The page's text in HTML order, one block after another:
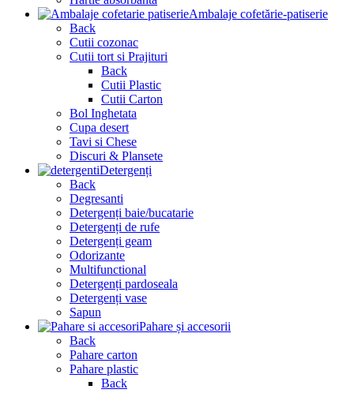
Ambalaje cofetărie-patiserie
Back
Cutii cozonac
Cutii tort si Prajituri
Back
Cutii Plastic
Cutii Carton
Bol Inghetata
Cupa desert
Tavi si Chese
Discuri & Plansete
Detergenți
Back
Degresanti
Detergenți baie/bucatarie
Detergenți de rufe
Detergenți geam
Odorizante
Multifunctional
Detergenți pardoseala
Detergenți vase
Sapun
Pahare și accesorii
Back
Pahare carton
Pahare plastic
Back